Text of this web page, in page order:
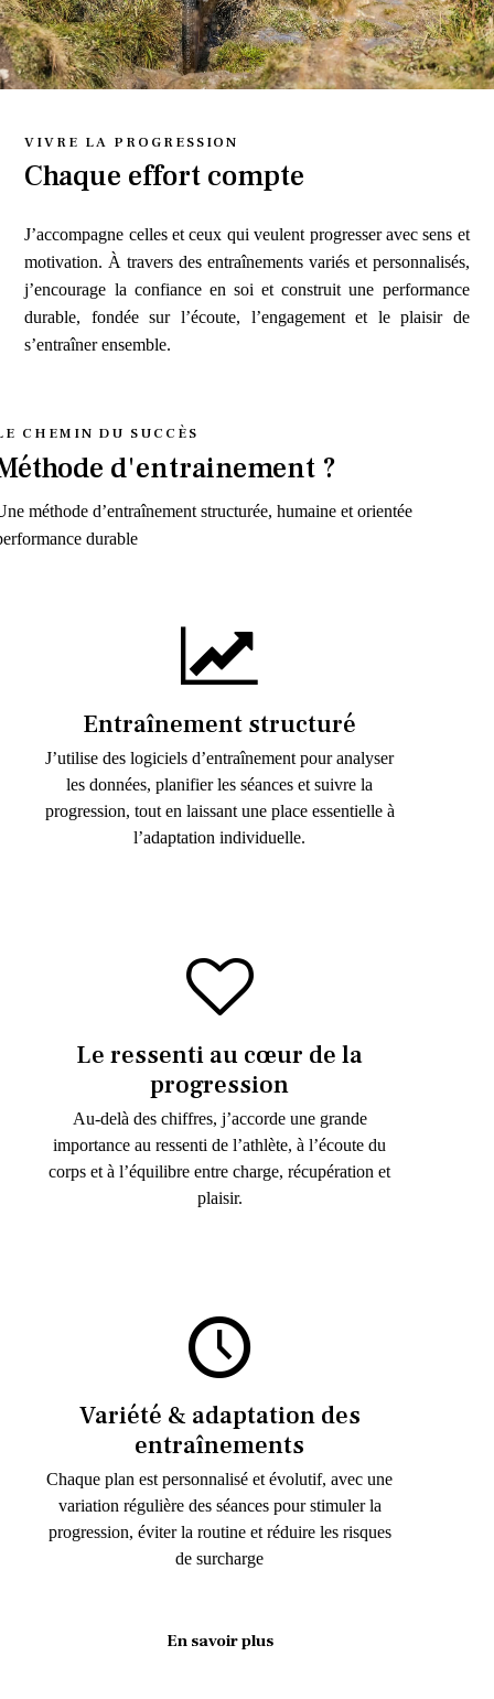
VIVRE LA PROGRESSION
Chaque effort compte
J’accompagne celles et ceux qui veulent progresser avec sens et
motivation. À travers des entraînements variés et personnalisés,
j’encourage la confiance en soi et construit une performance
durable, fondée sur l’écoute, l’engagement et le plaisir de
s’entraîner ensemble.
CHEMIN DU SUCCÈS
d'entrainement ?
méthode d’entraînement structurée, humaine et orientée
durable
Entraînement structuré
J’utilise des logiciels d’entraînement pour analyser
les données, planifier les séances et suivre la
progression, tout en laissant une place essentielle à
l’adaptation individuelle.
Le ressenti au cœur de la
progression
Au-delà des chiffres, j’accorde une grande
importance au ressenti de l’athlète, à l’écoute du
corps et à l’équilibre entre charge, récupération et
plaisir.
Variété & adaptation des
entraînements
Chaque plan est personnalisé et évolutif, avec une
variation régulière des séances pour stimuler la
progression, éviter la routine et réduire les risques
de surcharge
En savoir plus